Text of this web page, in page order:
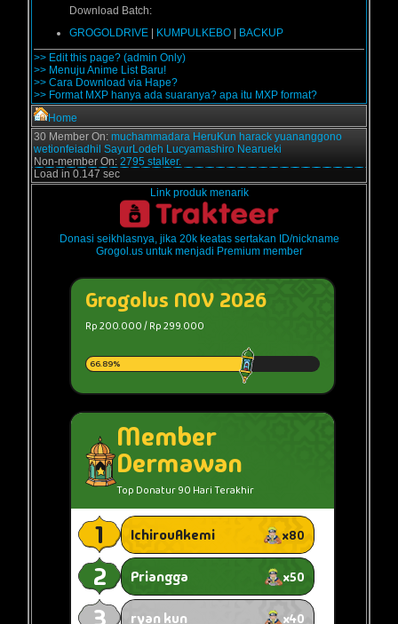
Download Batch:
GROGOLDRIVE
KUMPULKEBO
BACKUP
>> Edit this page? (admin Only)
>> Menuju Anime List Baru!
>> Cara Download via Hape?
>> Format MXP hanya ada suaranya? apa itu MXP format?
Home
30 Member On: muchammadara HeruKun harack yuananggono
wetionfeiadhil SayurLodeh Lucyamashiro Nearueki
Non-member On: 2795 stalker.
Load in 0.147 sec
Link produk menarik
Donasi seikhlasnya, jika 20k keatas sertakan ID/nickname
Grogol.us untuk menjadi Premium member